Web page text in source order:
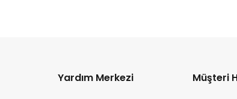
Yardım Merkezi Müşteri